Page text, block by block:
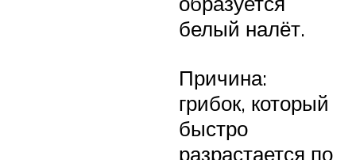
белый налёт.
Причина:
грибок, который
быстро
разрастается по